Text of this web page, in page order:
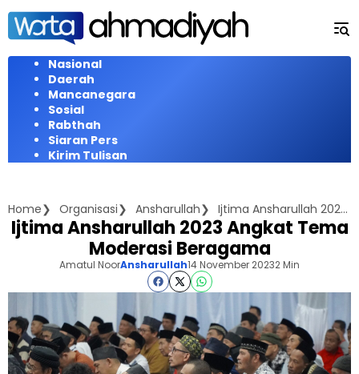
Langsung
konten
Nasional
Daerah
Mancanegara
Sosial
Rabthah
Siaran Pers
Kirim Tulisan
Home Organisasi Ansharullah Ijtima Ansharullah 2023 Angkat Tema Moderasi Beragama
Ijtima Ansharullah 2023 Angkat Tema
Moderasi Beragama
Amatul NoorAnsharullah14 November 20232 Min